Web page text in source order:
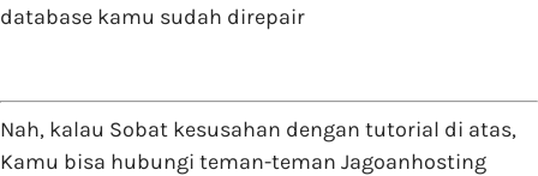
database kamu sudah direpair
Nah, kalau Sobat kesusahan dengan tutorial di atas,
Kamu bisa hubungi teman-teman Jagoanhosting